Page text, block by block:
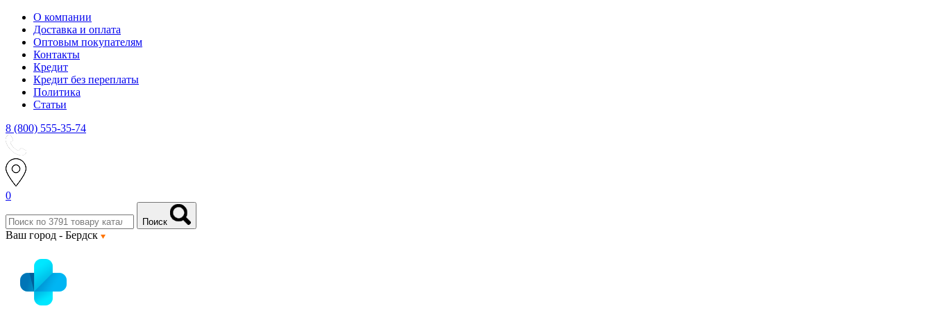
О компании
Доставка и оплата
Оптовым покупателям
Контакты
Кредит
Кредит без переплаты
Политика
Статьи
8 (800) 555-35-74
0
Поиск
Ваш город - Бердск